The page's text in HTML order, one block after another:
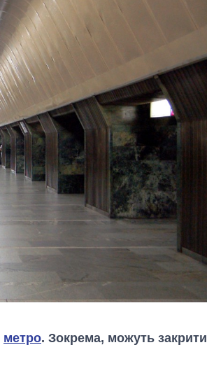
метро. Зокрема, можуть закрити